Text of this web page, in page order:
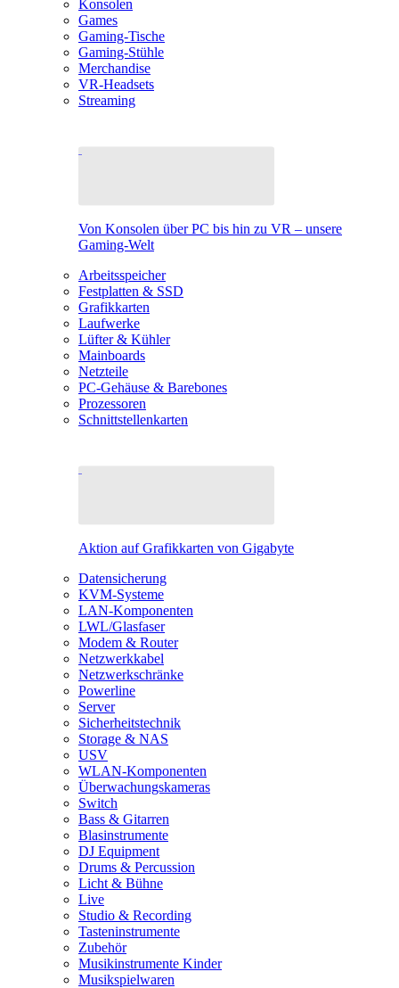
Konsolen
Games
Gaming-Tische
Gaming-Stühle
Merchandise
VR-Headsets
Streaming
Von Konsolen über PC bis hin zu VR – unsere
Gaming-Welt
Arbeitsspeicher
Festplatten & SSD
Grafikkarten
Laufwerke
Lüfter & Kühler
Mainboards
Netzteile
PC-Gehäuse & Barebones
Prozessoren
Schnittstellenkarten
Aktion auf Grafikkarten von Gigabyte
Datensicherung
KVM-Systeme
LAN-Komponenten
LWL/Glasfaser
Modem & Router
Netzwerkkabel
Netzwerkschränke
Powerline
Server
Sicherheitstechnik
Storage & NAS
USV
WLAN-Komponenten
Überwachungskameras
Switch
Bass & Gitarren
Blasinstrumente
DJ Equipment
Drums & Percussion
Licht & Bühne
Live
Studio & Recording
Tasteninstrumente
Zubehör
Musikinstrumente Kinder
Musikspielwaren